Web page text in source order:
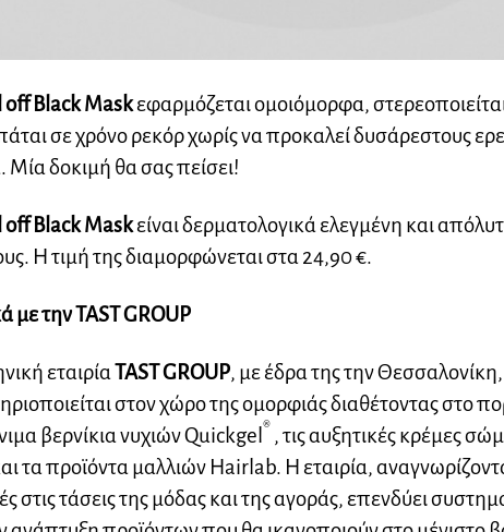
off Black Maskεφαρμόζεται ομοιόμορφα,
σε χρόνο ρεκόρ χωρίς να προκαλεί δυσάρεστους
Μία δοκιμή θα σας πείσει!
off Black Maskείναι δερματολογικά ελεγμένη και
Η τιμή της διαμορφώνεται στα 24,90 €.
με την TASTGROUP
εταιρίαTASTGROUP, με έδρα της την Θεσσαλονίκη,
στον χώρο της ομορφιάς διαθέτοντας στο
βερνίκια νυχιών Quickgel® , τις αυξητικές κρέμες
τα προϊόντα μαλλιών Hairlab. Η εταιρία,
στις τάσεις της μόδας και της αγοράς, επενδύει